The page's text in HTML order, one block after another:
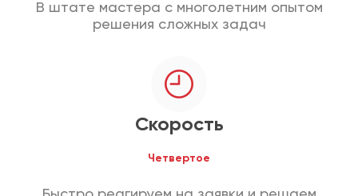
В штате мастера с многолетним опытом
решения сложных задач
Скорость
Четвертое